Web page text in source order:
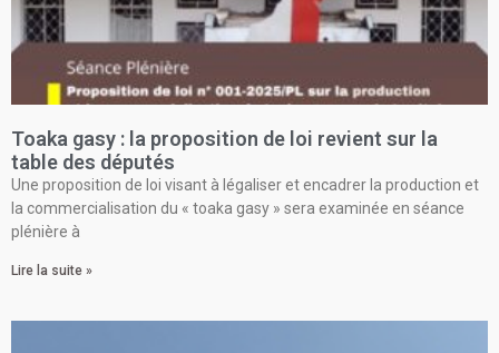
Toaka gasy : la proposition de loi revient sur la
table des députés
Une proposition de loi visant à légaliser et encadrer la production et
la commercialisation du « toaka gasy » sera examinée en séance
plénière à
Lire la suite »